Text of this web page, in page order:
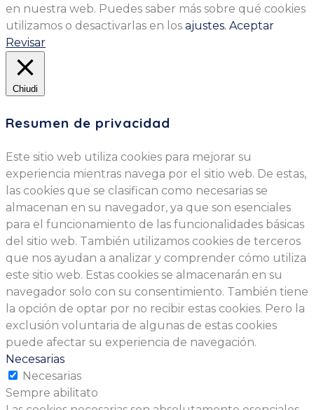
en nuestra web. Puedes saber más sobre qué cookies
utilizamos o desactivarlas en los ajustes. Aceptar
Revisar
Chiudi
Resumen de privacidad
Este sitio web utiliza cookies para mejorar su
experiencia mientras navega por el sitio web. De estas,
las cookies que se clasifican como necesarias se
almacenan en su navegador, ya que son esenciales
para el funcionamiento de las funcionalidades básicas
del sitio web. También utilizamos cookies de terceros
que nos ayudan a analizar y comprender cómo utiliza
este sitio web. Estas cookies se almacenarán en su
navegador solo con su consentimiento. También tiene
la opción de optar por no recibir estas cookies. Pero la
exclusión voluntaria de algunas de estas cookies
puede afectar su experiencia de navegación.
Necesarias
Necesarias
Sempre abilitato